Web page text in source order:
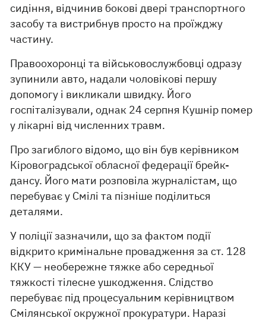
сидіння, відчинив бокові двері транспортного
засобу та вистрибнув просто на проїжджу
частину.
Правоохоронці та військовослужбовці одразу
зупинили авто, надали чоловікові першу
допомогу і викликали швидку. Його
госпіталізували, однак 24 серпня Кушнір помер
у лікарні від численних травм.
Про загиблого відомо, що він був керівником
Кіровоградської обласної федерації брейк-
дансу. Його мати розповіла журналістам, що
перебуває у Смілі та пізніше поділиться
деталями.
У поліції зазначили, що за фактом події
відкрито кримінальне провадження за ст. 128
ККУ — необережне тяжке або середньої
тяжкості тілесне ушкодження. Слідство
перебуває під процесуальним керівництвом
Смілянської окружної прокуратури. Наразі